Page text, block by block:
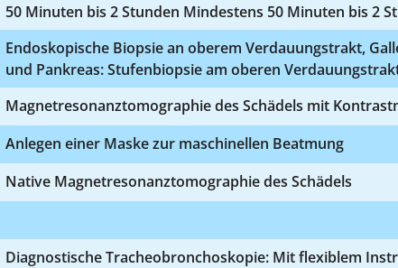
50 Minuten bis 2 Stunden Mindestens 50 Minuten bis 2
Endoskopische Biopsie an oberem Verdauungstrakt,
und Pankreas: Stufenbiopsie am oberen
Magnetresonanztomographie des Schädels mit
Anlegen einer Maske zur maschinellen Beatmung
Native Magnetresonanztomographie des Schädels
Diagnostische Tracheobronchoskopie: Mit flexiblem